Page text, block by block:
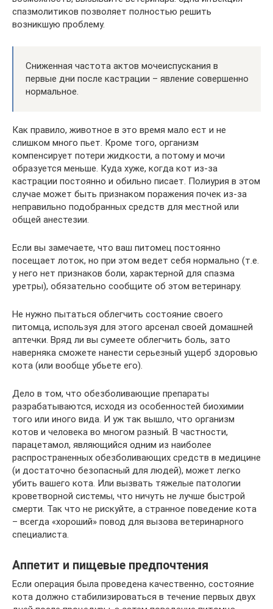
спазмолитиков позволяет полностью решить
возникшую проблему.
Сниженная частота актов мочеиспускания в
первые дни после кастрации – явление совершенно
нормальное.
Как правило, животное в это время мало ест и не
слишком много пьет. Кроме того, организм
компенсирует потери жидкости, а потому и мочи
образуется меньше. Куда хуже, когда кот из-за
кастрации постоянно и обильно писает. Полиурия в этом
случае может быть признаком поражения почек из-за
неправильно подобранных средств для местной или
общей анестезии.
Если вы замечаете, что ваш питомец постоянно
посещает лоток, но при этом ведет себя нормально (т.е.
у него нет признаков боли, характерной для спазма
уретры), обязательно сообщите об этом ветеринару.
Не нужно пытаться облегчить состояние своего
питомца, используя для этого арсенал своей домашней
аптечки. Вряд ли вы сумеете облегчить боль, зато
наверняка сможете нанести серьезный ущерб здоровью
кота (или вообще убьете его).
Дело в том, что обезболивающие препараты
разрабатываются, исходя из особенностей биохимии
того или иного вида. И уж так вышло, что организм
котов и человека во многом разный. В частности,
парацетамол, являющийся одним из наиболее
распространенных обезболивающих средств в медицине
(и достаточно безопасный для людей), может легко
убить вашего кота. Или вызвать тяжелые патологии
кроветворной системы, что ничуть не лучше быстрой
смерти. Так что не рискуйте, а странное поведение кота
– всегда «хороший» повод для вызова ветеринарного
специалиста.
Аппетит и пищевые предпочтения
Если операция была проведена качественно, состояние
кота должно стабилизироваться в течение первых двух